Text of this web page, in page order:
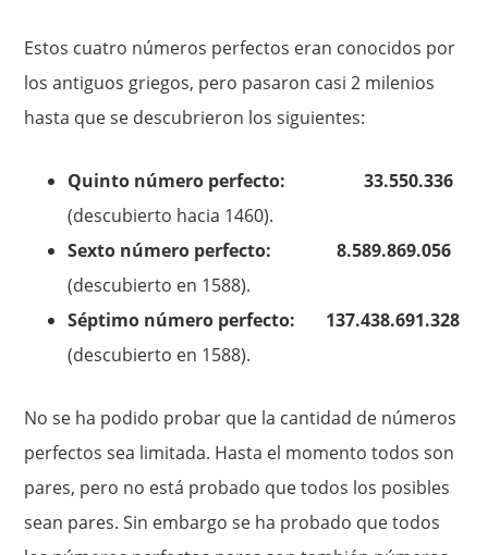
Estos cuatro números perfectos eran conocidos por
los antiguos griegos, pero pasaron casi 2 milenios
hasta que se descubrieron los siguientes:
Quinto número perfecto: 33.550.336
(descubierto hacia 1460).
Sexto número perfecto: 8.589.869.056
(descubierto en 1588).
Séptimo número perfecto: 137.438.691.328
(descubierto en 1588).
No se ha podido probar que la cantidad de números
perfectos sea limitada. Hasta el momento todos son
pares, pero no está probado que todos los posibles
sean pares. Sin embargo se ha probado que todos